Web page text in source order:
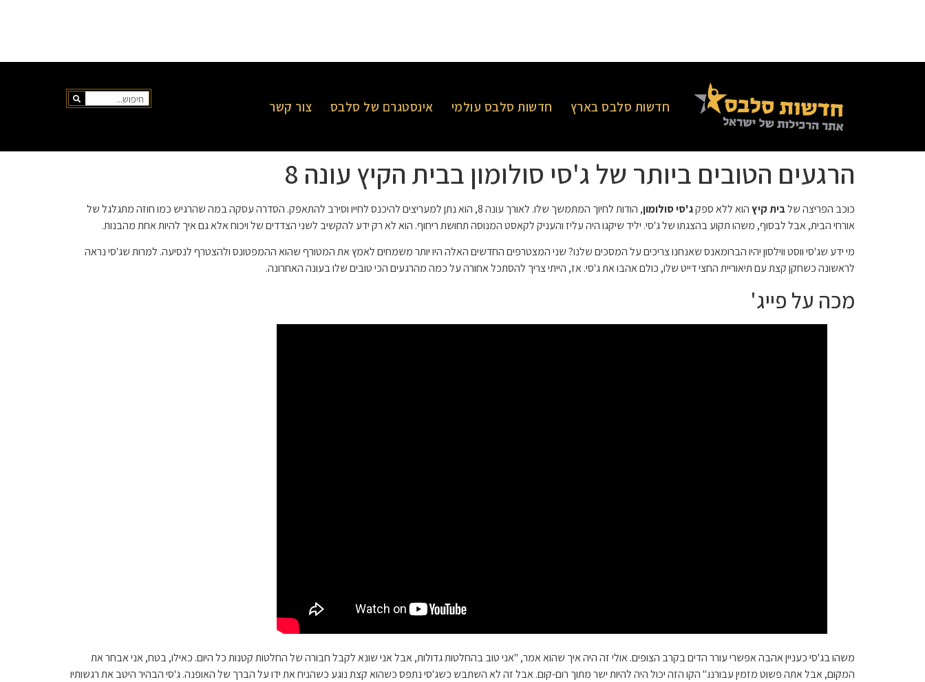
חדשות סלבס בארץ חדשות סלבס עולמי אינסטגרם של סלבס צור קשר
הרגעים הטובים ביותר של ג'סי סולומון בבית הקיץ עונה 8
כוכב הפריצה שלבית קיץהוא ללא ספקג'סי סולומון
, הודות לחיוך המתמשך שלו. לאורך עונה 8, הוא נתן למעריצים להיכנס לחייו וסירב להתאפק. הסדרה עסקה במה שהרגיש כמו חוזה מתגלגל של
אורחי הבית, אבל לבסוף, משהו תקוע בהצגתו של ג'סי. יליד שיקגו היה עליז והעניק לקאסט המנוסה תחושת ריחוף. הוא לא רק ידע להקשיב לשני הצדדים של ויכוח אלא גם איך להיות אחת מהבנות.
מי ידע שג'סי ווסט ווילסון יהיו הברומאנס שאנחנו צריכים על המסכים שלנו? שני המצטרפים החדשים האלה היו יותר משמחים לאמץ את המטורף שהוא ההמפטונס ולהצטרף לנסיעה. למרות שג'סי נראה
לראשונה כשחקן קצת עם תיאוריית החצי דייט שלו, כולם אהבו את ג'סי. אז, הייתי צריך להסתכל אחורה על כמה מהרגעים הכי טובים שלו בעונה האחרונה.
מכה על פייג'
משהו בג'סי כעניין אהבה אפשרי עורר הדים בקרב הצופים. אולי זה היה איך שהוא אמר, "אני טוב בהחלטות גדולות, אבל אני שונא לקבל חבורה של החלטות קטנות כל היום. כאילו, בטח, אני אבחר את
המקום, אבל אתה פשוט מזמין עבורנו." הקו הזה יכול היה להיות ישר מתוך רום-קום. אבל זה לא השתבש כשג'סי נתפס כשהוא קצת נוגע כשהניח את ידו על הברך של האופנה. ג'סי הבהיר היטב את רגשותיו